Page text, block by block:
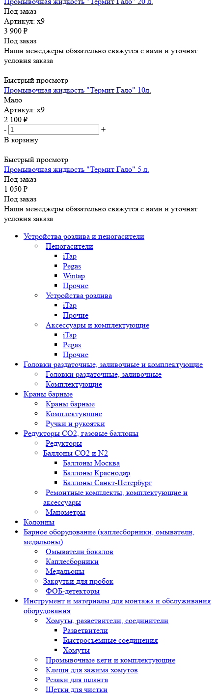
Под заказ
Артикул: х9
3 900 ₽
Под заказ
Наши менеджеры обязательно свяжутся с вами и уточнят
условия заказа
Быстрый просмотр
Промывочная жидкость "Термит Гало" 10л.
Мало
Артикул: х9
2 100 ₽
-
+
В корзину
Быстрый просмотр
Промывочная жидкость "Термит Гало" 5 л.
Под заказ
1 050 ₽
Под заказ
Наши менеджеры обязательно свяжутся с вами и уточнят
условия заказа
Устройства розлива и пеногасители
Пеногасители
iTap
Pegas
Wintap
Прочие
Устройства розлива
iTap
Прочие
Аксессуары и комплектующие
iTap
Pegas
Прочие
Головки раздаточные, заливочные и комплектующие
Головки раздаточные, заливочные
Комплектующие
Краны барные
Краны барные
Комплектующие
Ручки и рукоятки
Редукторы СО2, газовые баллоны
Редукторы
Баллоны СО2 и N2
Баллоны Москва
Баллоны Краснодар
Баллоны Санкт-Петербург
Ремонтные комплекты, комплектующие и
аксессуары
Манометры
Колонны
Барное оборудование (каплесборники, омыватели,
медальоны)
Омыватели бокалов
Каплесборники
Медальоны
Закрутки для пробок
ФОБ-детекторы
Инструмент и материалы для монтажа и обслуживания
оборудования
Хомуты, разветвители, соединители
Разветвители
Быстросъемные соединения
Хомуты
Промывочные кеги и комплектующие
Клещи для зажима хомутов
Резаки для шланга
Щетки для чистки